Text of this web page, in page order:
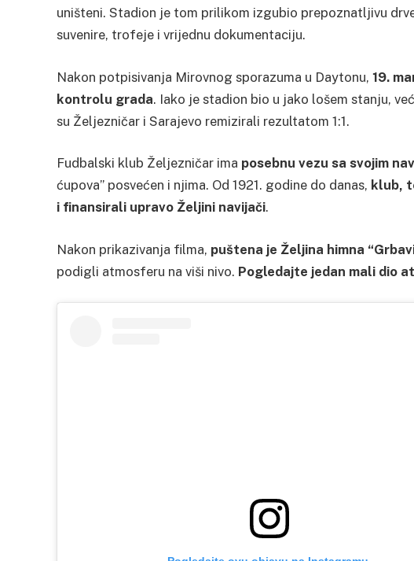
uništeni. Stadion je tom prilikom izgubio prepoznatljivu
suvenire, trofeje i vrijednu dokumentaciju.
Nakon potpisivanja Mirovnog sporazuma u Daytonu, 19.
kontrolu grada. Iako je stadion bio u jako lošem stanju, već
su Željezničar i Sarajevo remizirali rezultatom 1:1.
Fudbalski klub Željezničar ima posebnu vezu sa svojim
ćupova” posvećen i njima. Od 1921. godine do danas, klub,
i finansirali upravo Željini navijači.
Nakon prikazivanja filma, puštena je Željina himna
podigli atmosferu na viši nivo. Pogledajte jedan mali dio